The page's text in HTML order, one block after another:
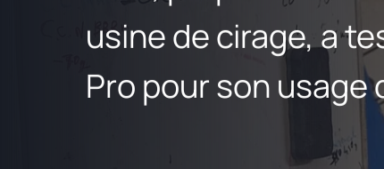
usine de cirage, a
Pro pour son usage